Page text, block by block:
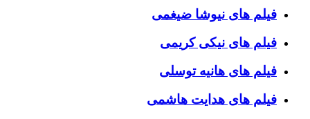
فیلم های نیوشا ضیغمی
فیلم های نیکی کریمی
فیلم های هانیه توسلی
فیلم های هدایت هاشمی